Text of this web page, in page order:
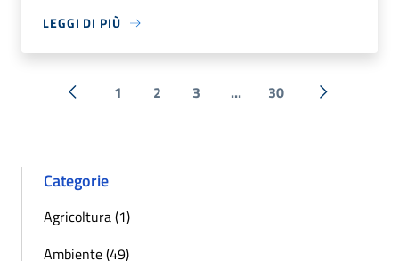
LEGGI DI PIÙ
« Precedente
1 2 3 ... 30 Successiva
Categorie
Agricoltura (1)
Ambiente (49)